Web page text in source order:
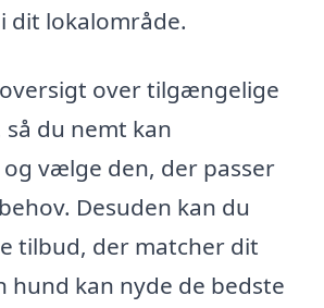
dit lokalområde.
over tilgængelige
du nemt kan
vælge den, der passer
Desuden kan du
tilbud, der matcher dit
hund kan nyde de bedste